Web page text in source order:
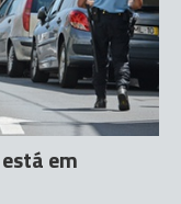
em